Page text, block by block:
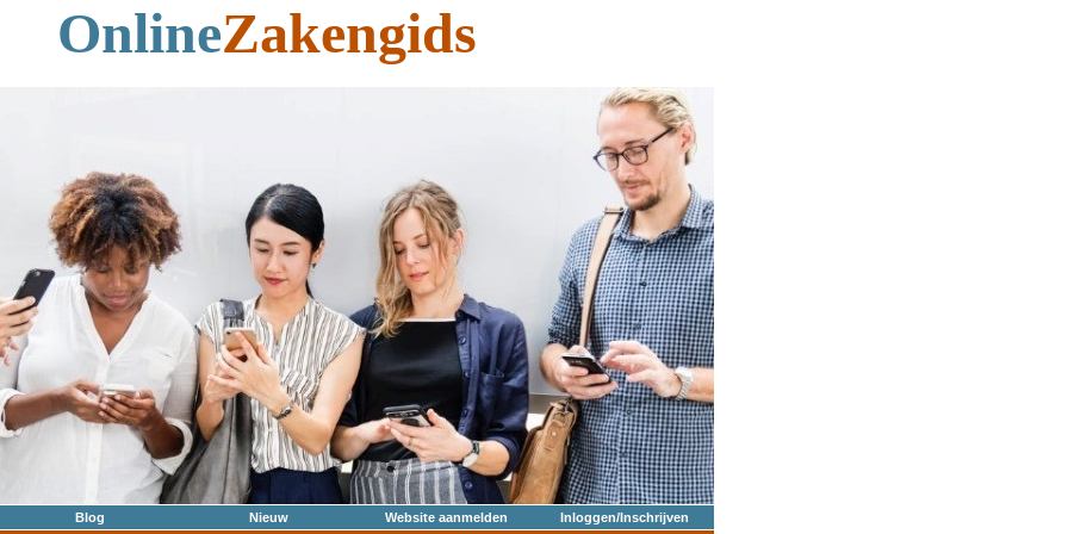
OnlineZakengids
Blog Nieuw Website aanmelden Inloggen/Inschrijven